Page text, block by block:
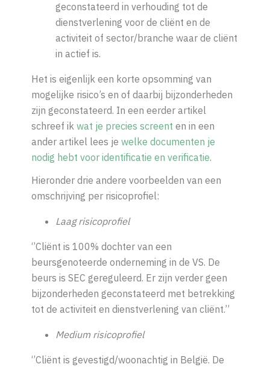
geconstateerd in verhouding tot de
dienstverlening voor de cliënt en de
activiteit of sector/branche waar de cliënt
in actief is.
Het is eigenlijk een korte opsomming van
mogelijke risico’s en of daarbij bijzonderheden
zijn geconstateerd. In een eerder artikel
schreef ik wat je precies screent en in een
ander artikel lees je welke documenten je
nodig hebt voor identificatie en verificatie.
Hieronder drie andere voorbeelden van een
omschrijving per risicoprofiel:
Laag risicoprofiel
‘’Cliënt is 100% dochter van een
beursgenoteerde onderneming in de VS. De
beurs is SEC gereguleerd. Er zijn verder geen
bijzonderheden geconstateerd met betrekking
tot de activiteit en dienstverlening van cliënt.’’
Medium risicoprofiel
‘’Cliënt is gevestigd/woonachtig in België. De